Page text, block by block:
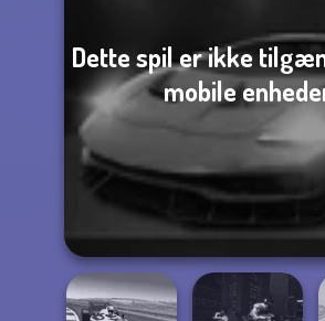
Dette spil er ikke
mobile